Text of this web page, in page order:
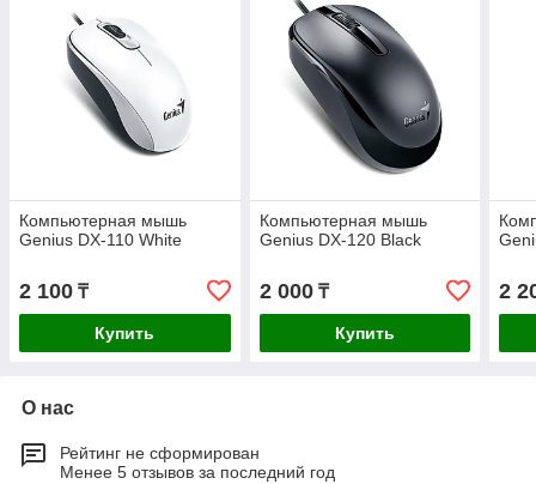
Компьютерная мышь
Genius DX-110 White
2 100 ₸
Купить
Компьютерная мышь
Genius DX-120 Black
2 000₸
Купить
2
О нас
Рейтинг не сформирован
Менее 5 отзывов за последний год